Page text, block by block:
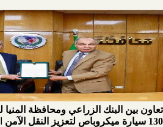
تعاون بين البنك الزراعي ومحافظة المنيا
130 سيارة ميكروباص لتعزيز النقل الآمن